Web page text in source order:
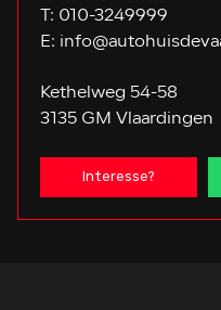
T: 010-3249999
E:
Kethelweg 54-58
3135 GM Vlaardingen
Interesse?